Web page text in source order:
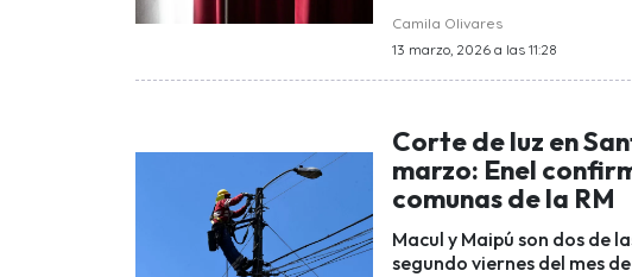
Camila Olivares
13 marzo, 2026 a las 11:28
Corte de luz en
marzo: Enel
comunas de la RM
Macul y Maipú son dos de
segundo viernes del mes